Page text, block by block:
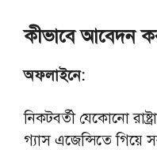
কীভাবে আবেদন
অফলাইনে:
নিকটবর্তী যেকোনো
গ্যাস এজেন্সিতে গিয়ে